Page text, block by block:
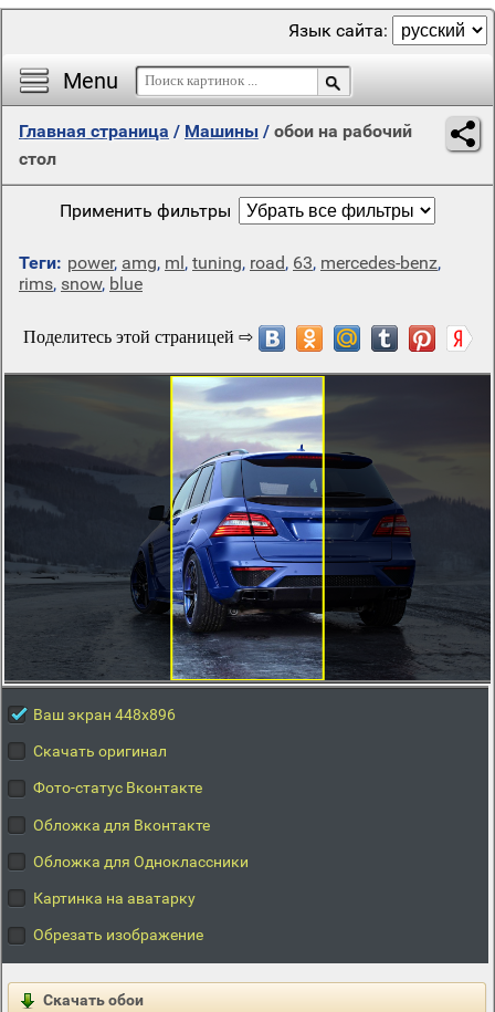
Menu
Язык сайта:
Главная страница / Машины / обои на рабочий
стол
Применить фильтры
Теги: power, amg, ml, tuning, road, 63, mercedes-benz,
rims, snow, blue
Ваш экран 448x896
Скачать оригинал
Фото-статус Вконтакте
Обложка для Вконтакте
Обложка для Одноклассники
Картинка на аватарку
Обрезать изображение
Скачать обои